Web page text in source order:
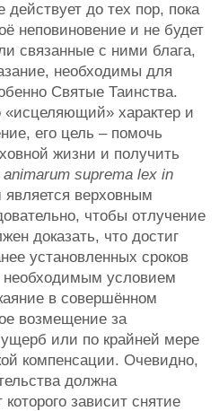
действует до тех пор, пока
неповиновение и не будет
связанные с ними блага,
необходимы для
Святые Таинства.
«исцеляющий» характер и
его цель – помочь
жизни и получить
suprema lex in
верховным
чтобы отлучение
доказать, что достиг
установленных сроков
необходимым условием
в совершённом
возмещение за
или по крайней мере
компенсации. Очевидно,
должна
зависит снятие